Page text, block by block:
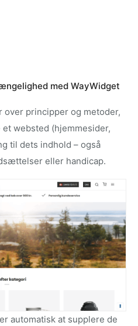
med WayWidget
principper og metoder,
websted (hjemmesider,
til dets indhold – også
eller handicap.
er automatisk at supplere de